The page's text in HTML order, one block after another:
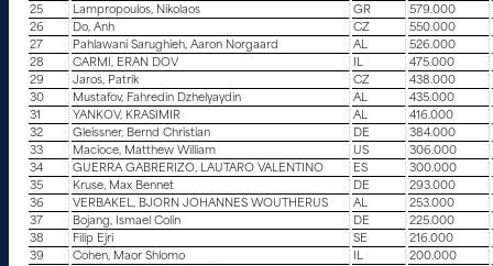
25
Lampropoulos, Nikolaos GR 579.000
26
Do, Anh CZ 550.000
27
Pahlawani Sarughieh, Aaron Norgaard AL 526.000
28
CARMI, ERAN DOV IL 475.000
29
Jaros, Patrik CZ 438.000
30
Mustafov, Fahredin Dzhelyaydin AL 435.000
31
YANKOV, KRASIMIR AL 416.000
32
Gleissner, Bernd Christian DE 384.000
33
Macioce, Matthew William US 306.000
34
GUERRA GABRERIZO, LAUTARO VALENTINO ES 300.000
35
Kruse, Max Bennet DE 293.000
36
VERBAKEL, BJORN JOHANNES WOUTHERUS AL 253.000
37
Bojang, Ismael Colin DE 225.000
38
Filip Ejri SE 216.000
39
Cohen, Maor Shlomo IL 200.000